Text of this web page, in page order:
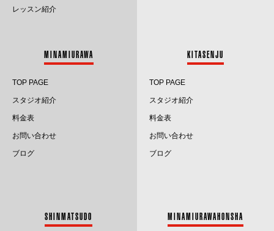
2025.1
2024.12
2024.11
レッスン紹介
MINAMIURAWA
TOP PAGE
スタジオ紹介
料金表
お問い合わせ
ブログ
KITASENJU
TOP PAGE
スタジオ紹介
料金表
お問い合わせ
ブログ
SHINMATSUDO MINAMIURAWAHONSHA